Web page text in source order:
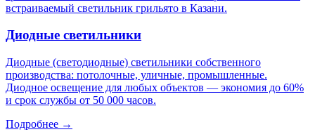
встраиваемый светильник грильято в Казани.
Диодные светильники
Диодные (светодиодные) светильники собственного
производства: потолочные, уличные, промышленные.
Диодное освещение для любых объектов — экономия до 60%
и срок службы от 50 000 часов.
Подробнее →